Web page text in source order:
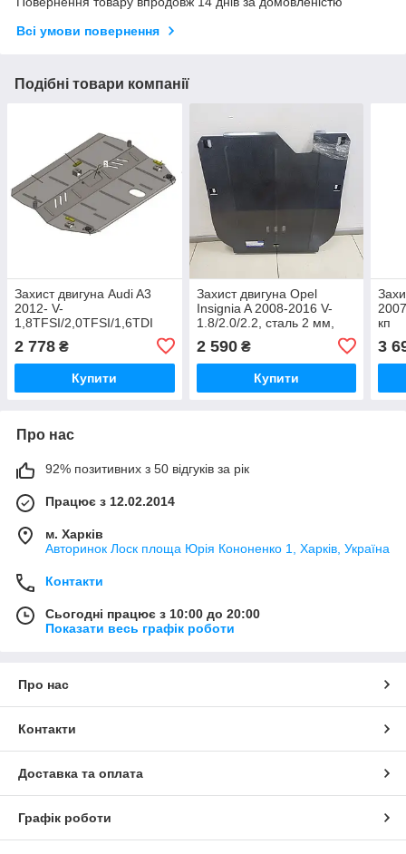
Всі умови повернення
Подібні товари компанії
Захист двигуна Audi A3
2012- V-
1,8TFSI/2,0TFSI/1,6TDI
4*4/USA/EU, закр. двс+кп
2 778 ₴
Купити
Захист двигуна Opel
Insignia A 2008-2016 V-
1.8/2.0/2.2, сталь 2 мм,
2 590₴
Купити
кп
3
Про нас
92% позитивних з 50 відгуків за рік
Працює з 12.02.2014
м. Харків
Авторинок Лоск площа Юрія Кононенко 1, Харків, Україна
Контакти
Сьогодні працює з 10:00 до 20:00
Показати весь графік роботи
Про нас
Контакти
Доставка та оплата
Графік роботи